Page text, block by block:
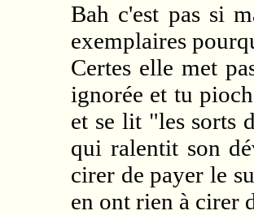
Bah c'est pas si
exemplaires
Certes elle met
ignorée et tu
et se lit "les sorts
qui ralentit son
cirer de payer le
en ont rien à cirer